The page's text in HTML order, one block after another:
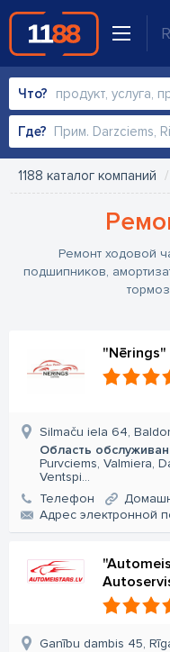
Что?
Где?
1188 каталог компаний
Ремонт ходовой
подшипников,
"Nērings"
Silmaču iela 64,
Область
Purvciems, Valmiera,
Ventspi...
Телефон
Aдрес электронной
Ganību dambis 45,